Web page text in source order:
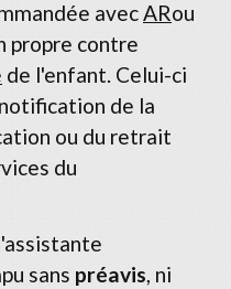
avecARou
propre contre
de l'enfant. Celui-ci
de la
ou du retrait
du
sans préavis, ni